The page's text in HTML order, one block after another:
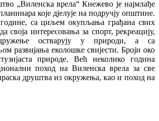
„Виленска врела“ Кнежево је најмлађе
које дјелује на подручју општине.
са циљем окупљања грађана свих
своја интересовања за спорт, рекреацију,
дружење остварују у природи, а са
развијања еколошке свијести. Броји око
природе. Већ неколико година
поход на Виленска врела за све
друштва из окружења, као и поход на